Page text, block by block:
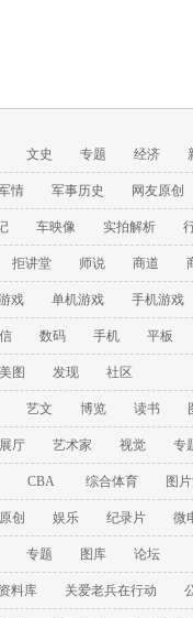
文史 专题 经济
情 军事历史 网友原创
车映像 实拍解析
拒讲堂 师说 商道
戏 单机游戏 手机游戏
数码 手机 平板
美图 发现 社区
艺文 博览 读书
厅 艺术家 视觉 专
CBA 综合体育 图
原创 娱乐 纪录片 微
专题 图库 论坛
料库 关爱老兵在行动